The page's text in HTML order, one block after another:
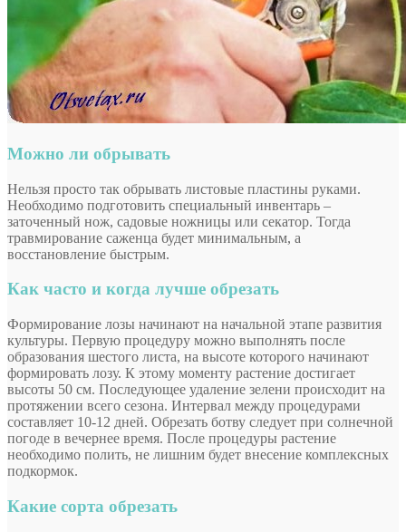
Можно ли обрывать
Нельзя просто так обрывать листовые пластины руками.
Необходимо подготовить специальный инвентарь –
заточенный нож, садовые ножницы или секатор. Тогда
травмирование саженца будет минимальным, а
восстановление быстрым.
Как часто и когда лучше обрезать
Формирование лозы начинают на начальной этапе развития
культуры. Первую процедуру можно выполнять после
образования шестого листа, на высоте которого начинают
формировать лозу. К этому моменту растение достигает
высоты 50 см. Последующее удаление зелени происходит на
протяжении всего сезона. Интервал между процедурами
составляет 10-12 дней. Обрезать ботву следует при солнечной
погоде в вечернее время. После процедуры растение
необходимо полить, не лишним будет внесение комплексных
подкормок.
Какие сорта обрезать